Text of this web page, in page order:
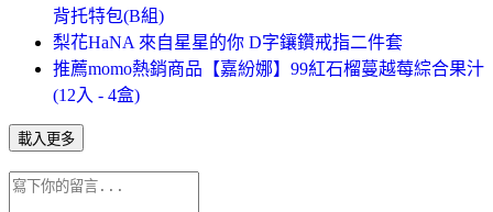
背托特包(B組)
梨花HaNA 來自星星的你 D字鑲鑽戒指二件套
推薦momo熱銷商品【嘉紛娜】99紅石榴蔓越莓綜合果汁
(12入 - 4盒)
載入更多